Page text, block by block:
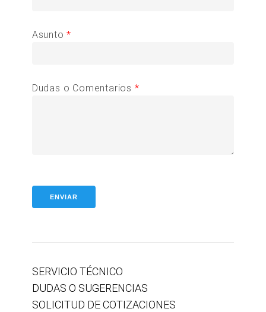
Asunto*
Dudas o Comentarios *
SERVICIO TÉCNICO
DUDAS O SUGERENCIAS
SOLICITUD DE COTIZACIONES